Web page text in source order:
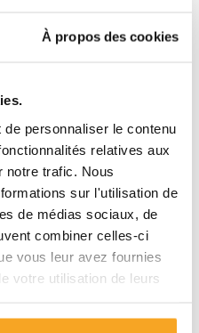
À propos des cookies
personnaliser le contenu
relatives aux
notre trafic. Nous
sur l'utilisation de
de médias sociaux, de
combiner celles-ci
vous leur avez fournies
votre utilisation de leurs